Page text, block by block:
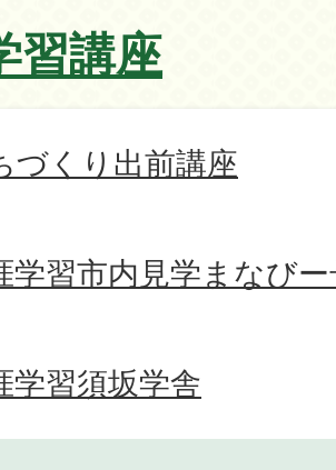
習講座
づくり出前講座
学習市内見学まなび
学習須坂学舎